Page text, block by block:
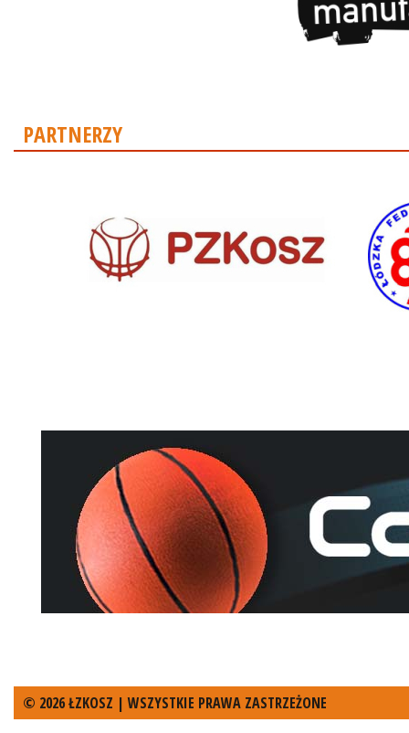
PARTNERZY
© 2026 ŁZKOSZ | WSZYSTKIE PRAWA ZASTRZEŻONE